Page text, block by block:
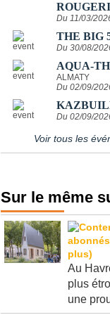
Du 11/03/
THE BIG
Du 30/08/
AQUA-
ALMATY
Du 02/09/
Du 02/09/
Voir tous les
Sur le même
Au
plus
une